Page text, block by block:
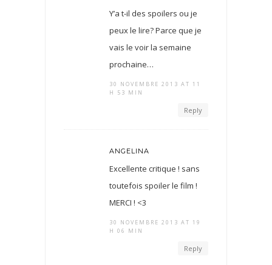
Y’a t-il des spoilers ou je
peux le lire? Parce que je
vais le voir la semaine
prochaine…
30 NOVEMBRE 2013 AT 11
H 53 MIN
Reply
ANGELINA
Excellente critique ! sans
toutefois spoiler le film !
MERCI ! <3
30 NOVEMBRE 2013 AT 19
H 06 MIN
Reply